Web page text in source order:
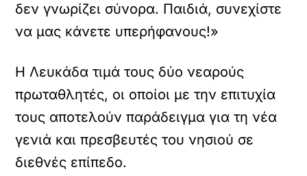
δεν γνωρίζει σύνορα. Παιδιά, συνεχίστε
να μας κάνετε υπερήφανους!»
Η Λευκάδα τιμά τους δύο νεαρούς
πρωταθλητές, οι οποίοι με την επιτυχία
τους αποτελούν παράδειγμα για τη νέα
γενιά και πρεσβευτές του νησιού σε
διεθνές επίπεδο.